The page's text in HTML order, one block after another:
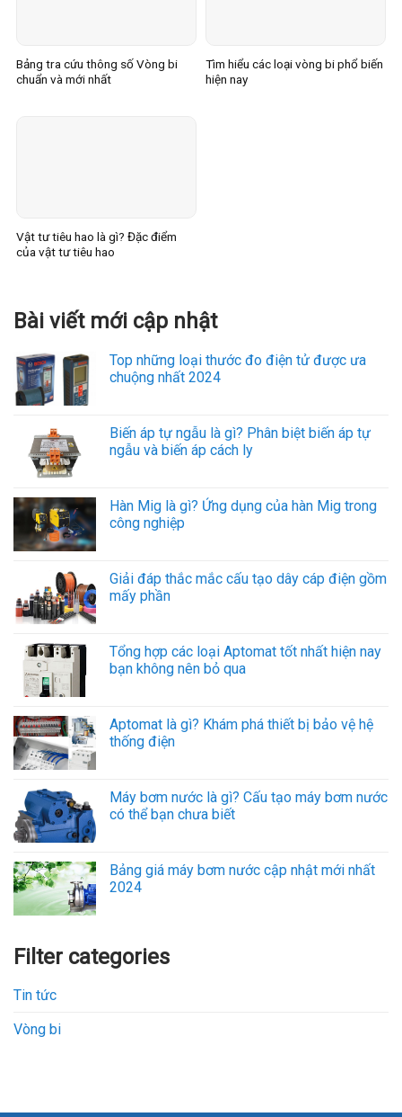
Bảng tra cứu thông số Vòng bi
chuẩn và mới nhất
Tìm hiểu các loại vòng bi phổ biến
hiện nay
Vật tư tiêu hao là gì? Đặc điểm
của vật tư tiêu hao
Bài viết mới cập nhật
Top những loại thước đo điện tử được ưa
chuộng nhất 2024
Biến áp tự ngẫu là gì? Phân biệt biến áp tự
ngẫu và biến áp cách ly
Hàn Mig là gì? Ứng dụng của hàn Mig trong
công nghiệp
Giải đáp thắc mắc cấu tạo dây cáp điện gồm
mấy phần
Tổng hợp các loại Aptomat tốt nhất hiện nay
bạn không nên bỏ qua
Aptomat là gì? Khám phá thiết bị bảo vệ hệ
thống điện
Máy bơm nước là gì? Cấu tạo máy bơm nước
có thể bạn chưa biết
Bảng giá máy bơm nước cập nhật mới nhất
2024
Filter categories
Tin tức
Vòng bi